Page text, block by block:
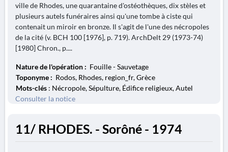
ville de Rhodes, une quarantaine d'ostéothèques, dix stèles et
plusieurs autels funéraires ainsi qu'une tombe à ciste qui
contenait un miroir en bronze. Il s'agit de l'une des nécropoles
de la cité (v. BCH 100 [1976], p. 719). ArchDelt 29 (1973-74)
[1980] Chron., p....
Nature de l'opération : Fouille - Sauvetage
Toponyme : Rodos, Rhodes, region_fr, Grèce
Mots-clés : Nécropole, Sépulture, Édifice religieux, Autel
Consulter la notice
11/ RHODES. - Sorôné - 1974